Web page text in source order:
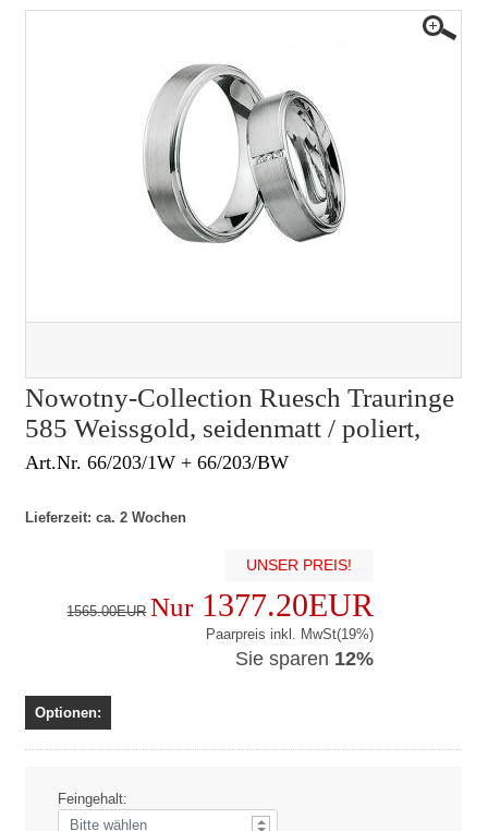
Nowotny-Collection Ruesch Trauringe
585 Weissgold, seidenmatt / poliert,
Art.Nr. 66/203/1W + 66/203/BW
Lieferzeit: ca. 2 Wochen
UNSER PREIS!
1565.00EUR Nur1377.20EUR
Paarpreis inkl. MwSt(19%)
Sie sparen 12%
Optionen:
Feingehalt: